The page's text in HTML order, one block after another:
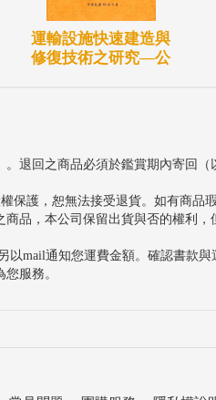
運輸設施快速建造與
修復技術之研究—公
退回之商品必須於鑑賞期內寄回
保護，恕無法接受退貨。如有商品
品，本公司保留出貨與否的權利
mail通知您運費金額。確認書款
您服務。